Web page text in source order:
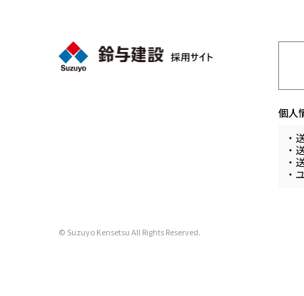
個人
・
・
・
・
© Suzuyo Kensetsu All Rights Reserved.